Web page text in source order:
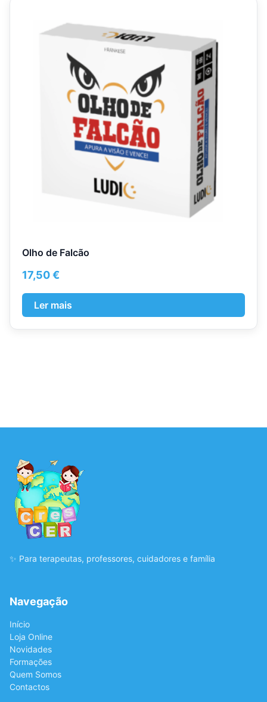
Olho de Falcão
17,50€
Ler mais
✨ Para terapeutas, professores, cuidadores e família
Navegação
Início
Loja Online
Novidades
Formações
Quem Somos
Contactos